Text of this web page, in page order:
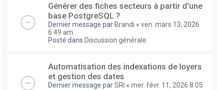
Générer des fiches secteurs à partir d'une
base PostgreSQL ?
Dernier message par Brandi « ven. mars 13, 2026
6:49 am
Posté dans Discussion générale
Automatisation des indexations de loyers
et gestion des dates
Dernier message parSRI « mer. févr. 11, 2026 8:05